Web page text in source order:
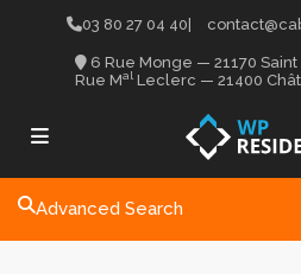
03 80 27 04 40|
6 Rue Monge — 21170
Rue Mal Leclerc — 21400
Advanced Search